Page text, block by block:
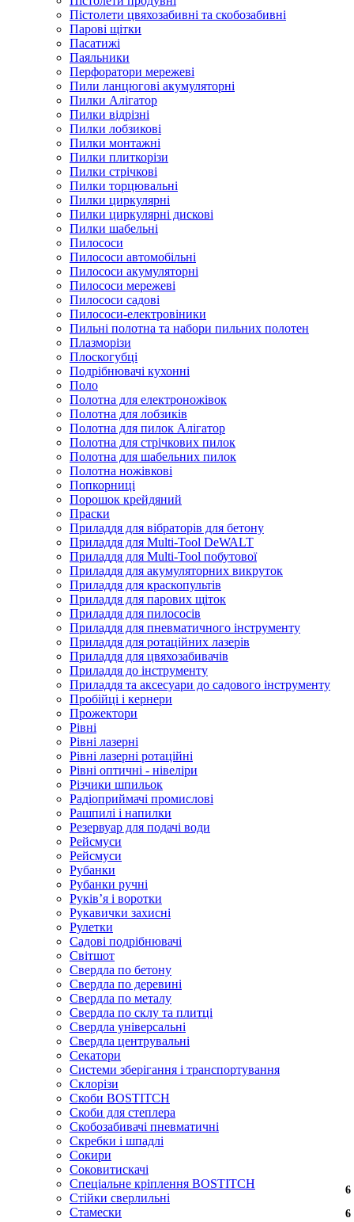
Пістолети цвяхозабивні та скобозабивні
Парові щітки
Пасатижі
Паяльники
Перфоратори мережеві
Пили ланцюгові акумуляторні
Пилки Алігатор
Пилки відрізні
Пилки лобзикові
Пилки монтажні
Пилки плиткорізи
Пилки стрічкові
Пилки торцювальні
Пилки циркулярні
Пилки циркулярні дискові
Пилки шабельні
Пилососи
Пилососи автомобільні
Пилососи акумуляторні
Пилососи мережеві
Пилососи садові
Пилососи-електровіники
Пильні полотна та набори пильних полотен
Плазморізи
Плоскогубці
Подрібнювачі кухонні
Поло
Полотна для електроножівок
Полотна для лобзиків
Полотна для пилок Алігатор
Полотна для стрічкових пилок
Полотна для шабельних пилок
Полотна ножівкові
Попкорниці
Порошок крейдяний
Праски
Приладдя для вібраторів для бетону
Приладдя для Multi-Tool DeWALT
Приладдя для Multi-Tool побутової
Приладдя для акумуляторних викруток
Приладдя для краскопультів
Приладдя для парових щіток
Приладдя для пилососів
Приладдя для пневматичного інструменту
Приладдя для ротаційних лазерів
Приладдя для цвяхозабивачів
Приладдя до інструменту
Приладдя та аксесуари до садового інструменту
Пробійці і кернери
Прожектори
Рівні
Рівні лазерні
Рівні лазерні ротаційні
Рівні оптичні - нівеліри
Різчики шпильок
Радіоприймачі промислові
Рашпилі і напилки
Резервуар для подачі води
Рейсмуси
Рейсмуси
Рубанки
Рубанки ручні
Руківʼя і воротки
Рукавички захисні
Рулетки
Садові подрібнювачі
Світшот
Свердла по бетону
Свердла по деревині
Свердла по металу
Свердла по склу та плитці
Свердла універсальні
Свердла центрувальні
Секатори
Системи зберігання і транспортування
Склорізи
Скоби BOSTITCH
Скоби для степлера
Скобозабивачі пневматичні
Скребки і шпадлі
Сокири
Соковитискачі
Спеціальне кріплення BOSTITCH
Стійки сверлильні
Стамески
6
6
6
6
6
6
6
6
6
6
6
6
6
6
6
6
6
6
6
6
6
6
6
6
6
6
6
6
6
6
6
6
6
6